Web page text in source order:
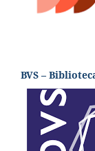
BVS –